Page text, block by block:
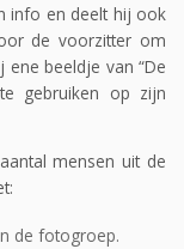
info en deelt hij ook
de voorzitter om
beeldje van “De
gebruiken op zijn
mensen uit de
de fotogroep.